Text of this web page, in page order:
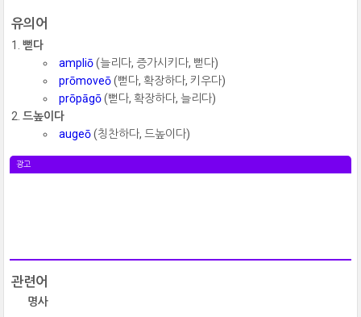
유의어
뻗다
ampliō(늘리다, 증가시키다, 뻗다)
prōmoveō(뻗다, 확장하다, 키우다)
prōpāgō(뻗다, 확장하다, 늘리다)
드높이다
augeō(칭찬하다, 드높이다)
광고
관련어
명사